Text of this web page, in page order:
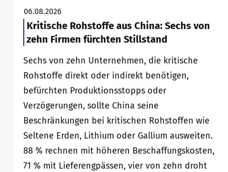
06.08.2026
Kritische Rohstoffe aus China: Sechs von
zehn Firmen fürchten Stillstand
Sechs von zehn Unternehmen, die kritische
Rohstoffe direkt oder indirekt benötigen,
befürchten Produktionsstopps oder
Verzögerungen, sollte China seine
Beschränkungen bei kritischen Rohstoffen wie
Seltene Erden, Lithium oder Gallium ausweiten.
88 % rechnen mit höheren Beschaffungskosten,
71 % mit Lieferengpässen, vier von zehn droht